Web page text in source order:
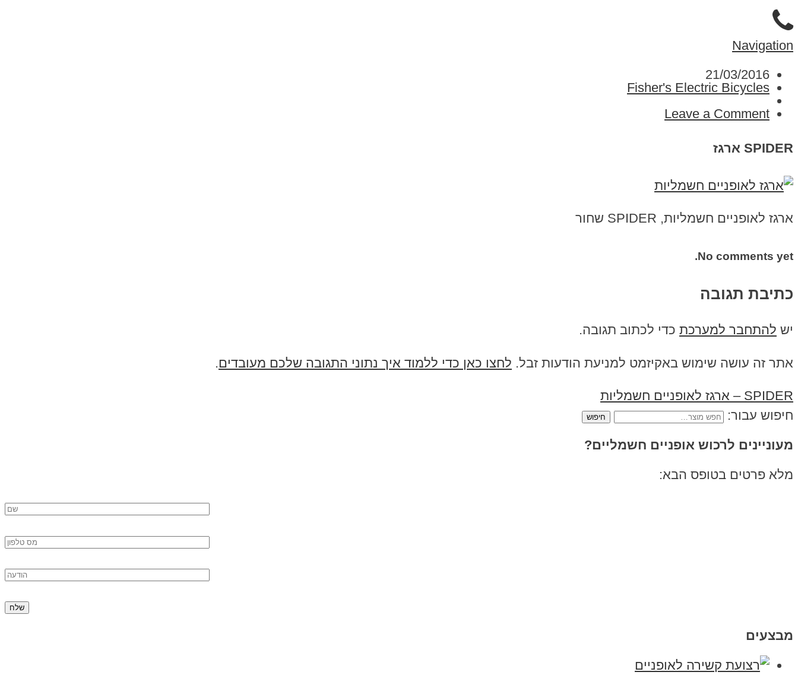
Navigation
21/03/2016
Fisher's Electric Bicycles
Leave a Comment
SPIDER ארגז
ארגז לאופניים חשמליות, SPIDER שחור
No comments yet.
כתיבת תגובה
יש להתחבר למערכת כדי לכתוב תגובה.
אתר זה עושה שימוש באקיזמט למניעת הודעות זבל. לחצו כאן כדי ללמוד איך נתוני התגובה שלכם מעובדים.
SPIDER – ארגז לאופניים חשמליות
חיפוש עבור:
מעוניינים לרכוש אופניים חשמליים?
מלא פרטים בטופס הבא:
מבצעים